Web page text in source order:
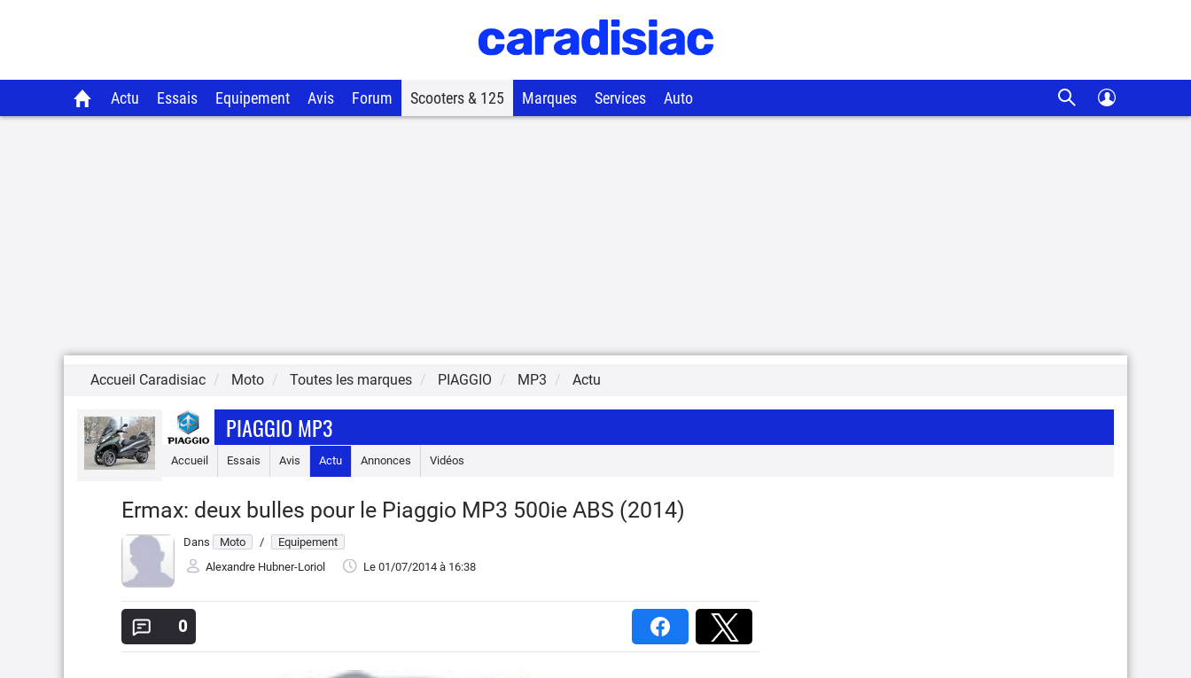
Actu Essais Equipement Avis Forum Scooters & 125 Marques Services Auto
Accueil Caradisiac Moto Toutes les marques PIAGGIO MP3 Actu
PIAGGIO MP3
Accueil Essais Avis Actu Annonces Vidéos
Ermax: deux bulles pour le Piaggio MP3 500ie ABS (2014)
Dans Moto /
Equipement
Alexandre Hubner-Loriol
Le 01/07/2014 à 16:38
0